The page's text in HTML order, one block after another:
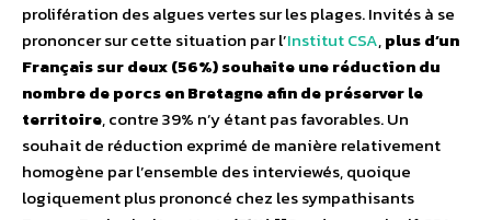
prolifération des algues vertes sur les plages. Invités à se
prononcer sur cette situation par l’Institut CSA,plus d’un
Français sur deux (56%) souhaite une réduction du
nombre de porcs en Bretagne afin de préserver le
territoire, contre 39% n’y étant pas favorables. Un
souhait de réduction exprimé de manière relativement
homogène par l’ensemble des interviewés, quoique
logiquement plus prononcé chez les sympathisants